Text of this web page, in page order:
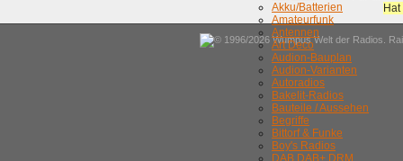
Akku/Batterien
Amateurfunk
Antennen
Art Deco
Audion-Bauplan
Audion-Varianten
Autoradios
Bakelit-Radios
Bauteile / Aussehen
Begriffe
Bittorf & Funke
Boy's Radios
DAB DAB+ DRM
© 1996/2026 Wumpus Welt der Radios.